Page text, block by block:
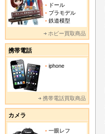
ドール
プラモデル
鉄道模型
ホビー買取商品
携帯電話
iphone
携帯電話買取商品
カメラ
一眼レフ